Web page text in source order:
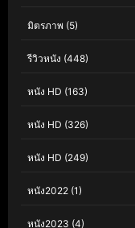
มิตรภาพ (5)
รีวิวหนัง (448)
หนัง HD (163)
หนัง HD (326)
หนัง HD (249)
หนัง2022 (1)
หนัง2023 (4)